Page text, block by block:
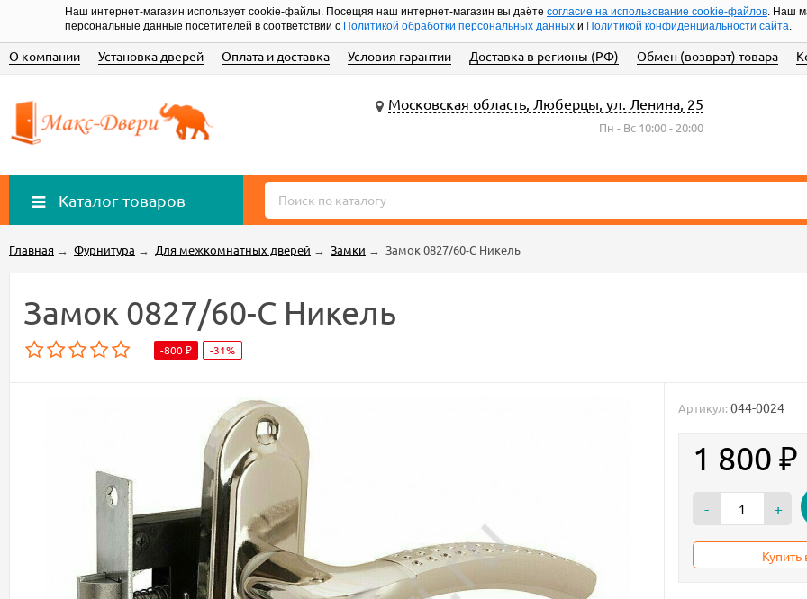
Наш интернет-магазин использует cookie-файлы. Посещяя наш интернет-магазин вы даёте согласие на использование cookie-файлов. Наш
персональные данные посетителей в соответствии с Политикой обработки персональных данных и Политикой конфиденциальности сайта.
О компании Установка дверей Оплата и доставка Условия гарантии Доставка в регионы (РФ) Обмен (возврат) товара
Московская область, Люберцы, ул. Ленина, 25
Пн - Вс 10:00 - 20:00
Каталог товаров
Главная → Фурнитура → Для межкомнатных дверей → Замки → Замок 0827/60-C Никель
Замок 0827/60-C Никель
-800 ₽ -31%
Артикул: 044-0024
1 800₽
- +
Купить